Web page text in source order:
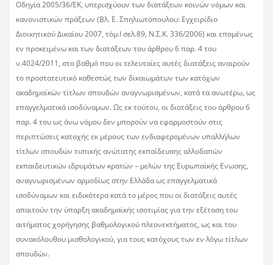
Οδηγία 2005/36/ΕΚ, υπερισχύουν των διατάξεων κοινών νόμων και
κανονιστικών πράξεων (Βλ. Ε. Σπηλιωτόπουλου: Εγχειρίδιο
Διοικητικού Δικαίου 2007, τόμ.Ι σελ.89, Ν.Σ.Κ. 336/2006) και επομένως
εν προκειμένω και των διατάξεων του άρθρου 6 παρ. 4 του
ν.4024/2011, στο βαθμό που οι τελευταίες αυτές διατάξεις αναιρούν
το προστατευτικό καθεστώς των δικαιωμάτων των κατόχων
ακαδημαϊκών τίτλων σπουδών αναγνωρισμένων, κατά τα ανωτέρω, ως
επαγγελματικά ισοδύναμων. Ως εκ τούτου, οι διατάξεις του άρθρου 6
παρ. 4 του ως άνω νόμου δεν μπορούν να εφαρμοστούν στις
περιπτώσεις κατοχής εκ μέρους των ενδιαφερομένων υπαλλήλων
τίτλων σπουδών τυπικής ανώτατης εκπαίδευσης αλλοδαπών
εκπαιδευτικών ιδρυμάτων κρατών – μελών της Ευρωπαϊκής Ενωσης,
αναγνωρισμένων αρμοδίως στην Ελλάδα ως επαγγελματικά
ισοδύναμων και ειδικότερα κατά το μέρος που οι διατάξεις αυτές
απαιτούν την ύπαρξη ακαδημαϊκής ισοτιμίας για την εξέταση του
αιτήματος χορήγησης βαθμολογικού πλεονεκτήματος, ως και του
συνακόλουθου μισθολογικού, για τους κατόχους των εν λόγω τίτλων
σπουδών.